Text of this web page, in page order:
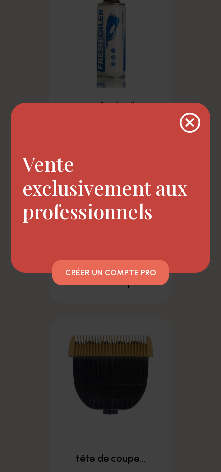
spray fresh oiler...
tête de coupe...
Vente
exclusivement aux
professionnels
CRÉER UN COMPTE PRO